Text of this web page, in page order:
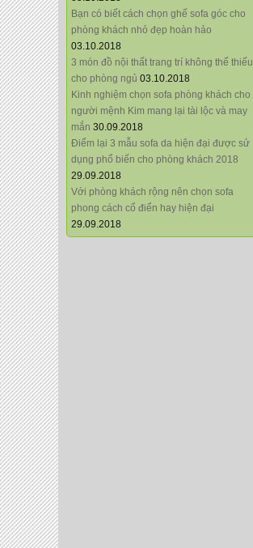
Bạn có biết cách chọn ghế sofa góc cho
phòng khách nhỏ đẹp hoàn hảo
03.10.2018
3 món đồ nội thất trang trí không thể thiếu
cho phòng ngủ 03.10.2018
Kinh nghiệm chọn sofa phòng khách cho
người mệnh Kim mang lại tài lộc và may
mắn 30.09.2018
Điểm lại 3 mẫu sofa da hiện đại được sử
dụng phổ biến cho phòng khách 2018
29.09.2018
Với phòng khách rộng nên chọn sofa
phong cách cổ điển hay hiện đại
29.09.2018